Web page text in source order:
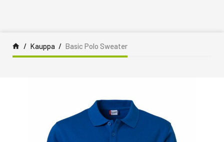
Kauppa Basic Polo Sweater